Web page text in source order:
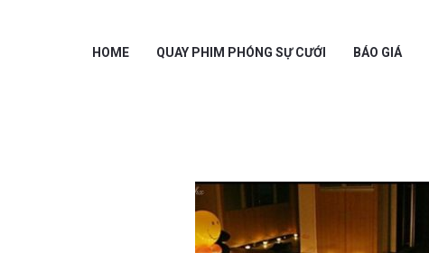
HOME QUAY PHIM PHÓNG SỰ CƯỚI BÁO GIÁ